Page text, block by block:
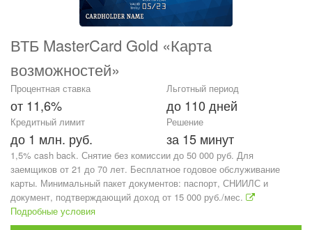
ВТБ MasterCard Gold «Карта
возможностей»
Процентная ставка
от 11,6%
Льготный период
до 110 дней
Кредитный лимит
до 1 млн. руб.
Решение
за 15 минут
1,5% cash back. Снятие без комиссии до 50 000 руб. Для
заемщиков от 21 до 70 лет. Бесплатное годовое обслуживание
карты. Минимальный пакет документов: паспорт, СНИИЛС и
документ, подтверждающий доход от 15 000 руб./мес.
Подробные условия